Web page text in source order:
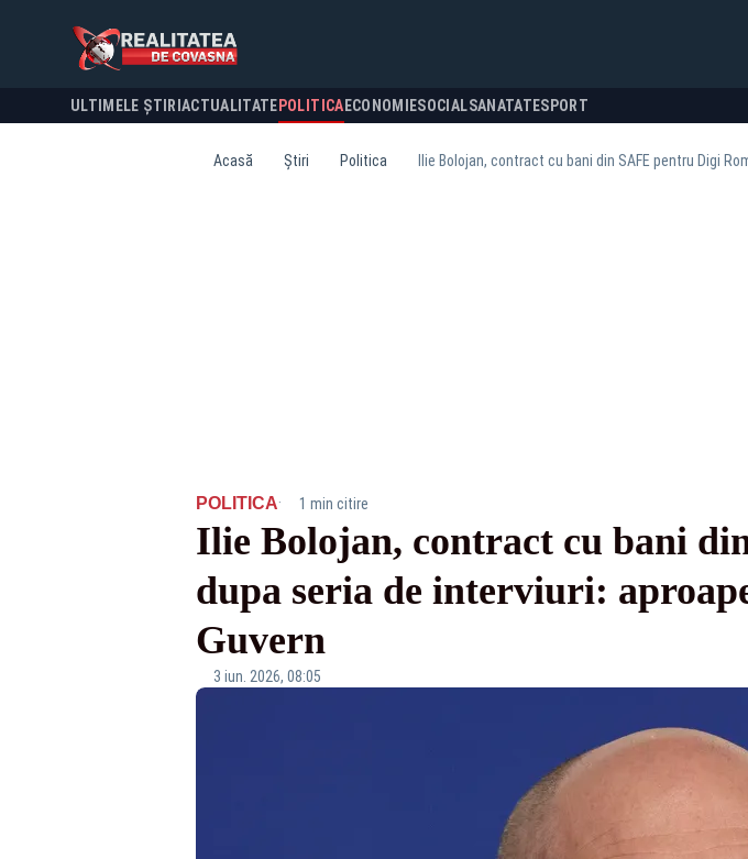
ULTIMELE ȘTIRI ACTUALITATE POLITICA ECONOMIESOCIALSANATATESPORT
Acasă Știri Politica Ilie Bolojan, contract cu bani din SAFE pentru Digi
POLITICA· 1 min citire
Ilie Bolojan, contract cu bani
dupa seria de interviuri:
Guvern
3 iun. 2026, 08:05